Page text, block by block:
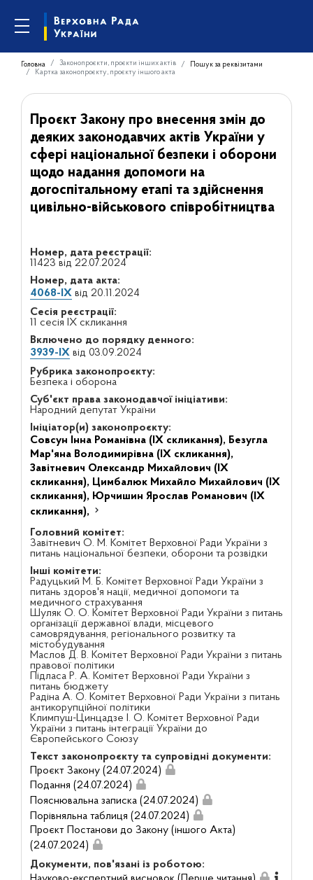
Головна Законопроєкти, проєкти інших актів
Пошук за реквізитами
Картка законопроєкту, проєкту іншого акта
Проєкт Закону про внесення змін до
деяких законодавчих актів України у
сфері національної безпеки і оборони
щодо надання допомоги на
догоспітальному етапі та здійснення
цивільно-військового співробітництва
Номер, дата реєстрації:
11423 від 22.07.2024
Номер, дата акта:
4068-IXвід 20.11.2024
Сесія реєстрації:
11 сесія IX скликання
Включено до порядку денного:
3939-IXвід 03.09.2024
Рубрика законопроєкту:
Безпека і оборона
Суб'єкт права законодавчої ініціативи:
Народний депутат України
Ініціатор(и) законопроєкту:
Совсун Інна Романівна (IX скликання), Безугла
Мар'яна Володимирівна (IX скликання),
Завітневич Олександр Михайлович (IX
скликання), Цимбалюк Михайло Михайлович (IX
скликання), Юрчишин Ярослав Романович (IX
скликання),
Головний комітет:
Завітневич О. М. Комітет Верховної Ради України з
питань національної безпеки, оборони та розвідки
Інші комітети:
Радуцький М. Б. Комітет Верховної Ради України з
питань здоров'я нації, медичної допомоги та
медичного страхування
Шуляк О. О. Комітет Верховної Ради України з питань
організації державної влади, місцевого
самоврядування, регіонального розвитку та
містобудування
Маслов Д. В. Комітет Верховної Ради України з питань
правової політики
Підласа Р. А. Комітет Верховної Ради України з
питань бюджету
Радіна А. О. Комітет Верховної Ради України з питань
антикорупційної політики
Климпуш-Цинцадзе І. О. Комітет Верховної Ради
України з питань інтеграції України до
Європейського Союзу
Текст законопроєкту та супровідні документи:
Проєкт Закону (24.07.2024)
Подання (24.07.2024)
Пояснювальна записка (24.07.2024)
Порівняльна таблиця (24.07.2024)
Проєкт Постанови до Закону (іншого Акта)
(24.07.2024)
Документи, пов'язані із роботою: